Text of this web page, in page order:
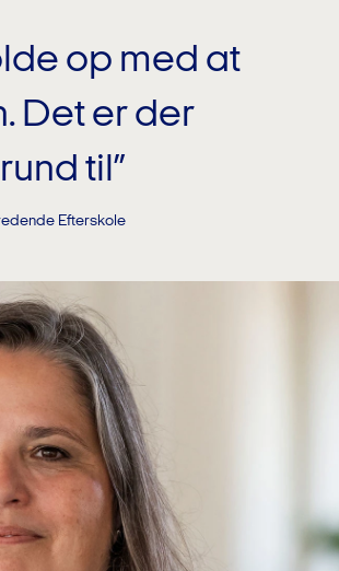
op med at
Det er der
til”
Efterskole